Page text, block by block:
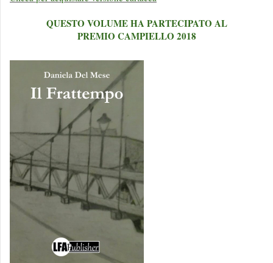
QUESTO VOLUME HA PARTECIPATO AL
PREMIO CAMPIELLO 2018